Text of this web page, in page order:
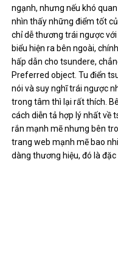
ngạnh, nhưng nếu khó
nhìn thấy những điểm tốt
chỉ dễ thương trái ngược
biểu hiện ra bên ngoài,
hấp dẫn cho tsundere,
Preferred object. Tu điển
nói và suy nghĩ trái ngược
trong tâm thì lại rất thích.
cách diễn tả hợp lý nhất về
rắn mạnh mẽ nhưng bên
trang web mạnh mẽ bao
dàng thương hiệu, đó là